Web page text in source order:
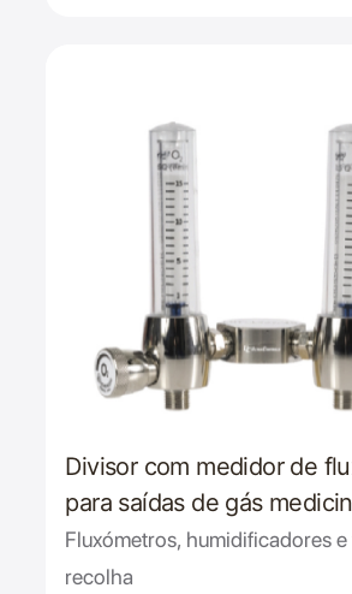
Divisor com medidor de
para saídas de gás
Fluxómetros, humidificadores
recolha